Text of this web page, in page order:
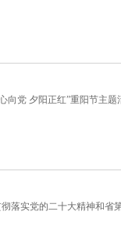
夕阳正红”重阳节主题
实党的二十大精神和省